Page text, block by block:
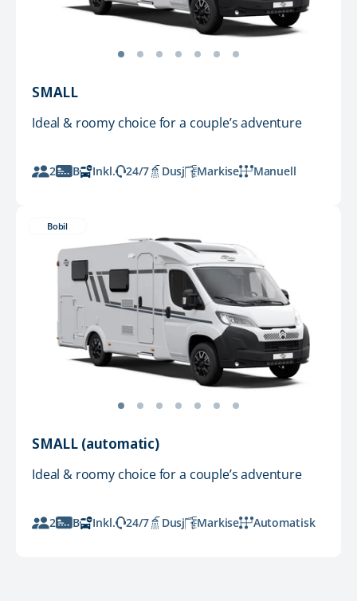
SMALL
Ideal & roomy choice for a couple’s adventure
2 B Inkl. 24/7 Dusj Markise Manuell
Bobil
SMALL (automatic)
Ideal & roomy choice for a couple’s adventure
2 B Inkl. 24/7 Dusj Markise Automatisk